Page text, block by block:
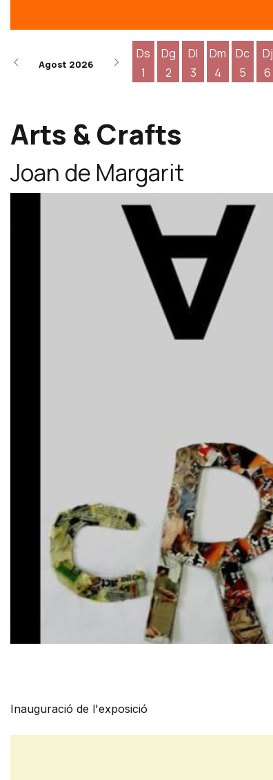
Agost 2026
Ds
1
Dg
2
Dl
3
Dm
4
Dc
5
Dj
6
Arts & Crafts
Joan de Margarit
Inauguració de l'exposició